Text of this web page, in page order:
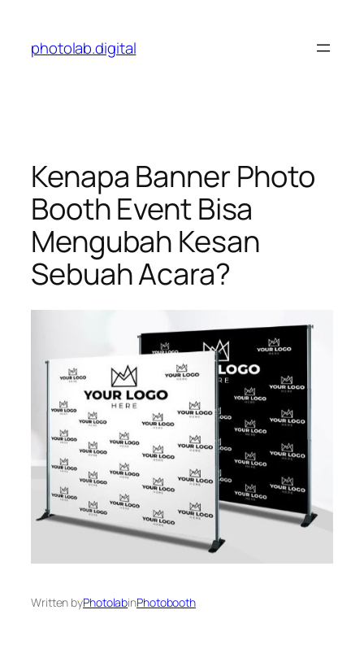
content
photolab.digital
Kenapa Banner Photo
Booth Event Bisa
Mengubah Kesan
Sebuah Acara?
Written byPhotolabinPhotobooth